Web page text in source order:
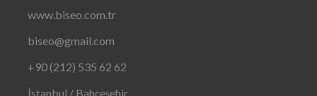
www.biseo.com.tr
biseo@gmail.com
+90 (212) 535 62 62
İstanbul / Bahçeşehir